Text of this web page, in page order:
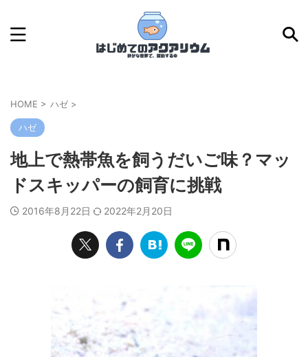
HOME > ハゼ >
ハゼ
地上で熱帯魚を飼うだいご味？マッ
ドスキッパーの飼育に挑戦
2016年8月22日 2022年2月20日